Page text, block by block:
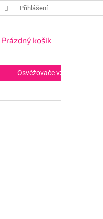
Přihlášení
NÁKUPNÍ
Prázdný košík
Osvěžovače vzduchu